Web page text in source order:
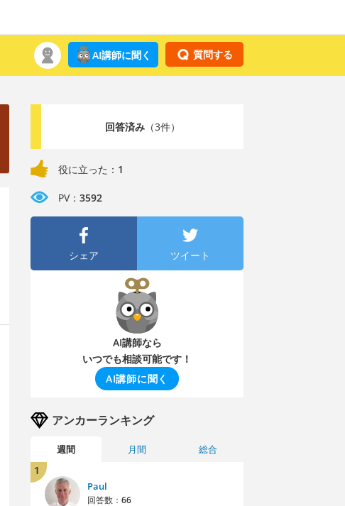
質問する
AI講師に聞く
回答済み（3件）
役に立った： 1
PV： 3592
シェア ツイート
AI講師なら
いつでも相談可能です！
AI講師に聞く
アンカーランキング
週間 月間 総合
1
Paul
回答数： 66